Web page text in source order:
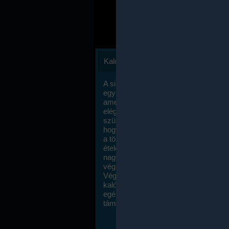
Kalóriaszámlálás
A sikeres fogyás titka valójában igen
egyszerű: égess több energiát, mint
amennyit beviszel. Természetesen
elég nagy fegyelemre és akaraterőre
szükség, de meglepődve fogod
hogy a kalóriaszámolás mennyire
a többi diétához képest. Itt nincsenek
ételek és a megengedett kalóriabevitelt
nagymértékben növelheted ha
végzel.
Végül, de nem utolsó sorban, a
kalóriaszámolás módszerét a legtöbb
egészségügyi szakorvos ajánlja és
támogatja.